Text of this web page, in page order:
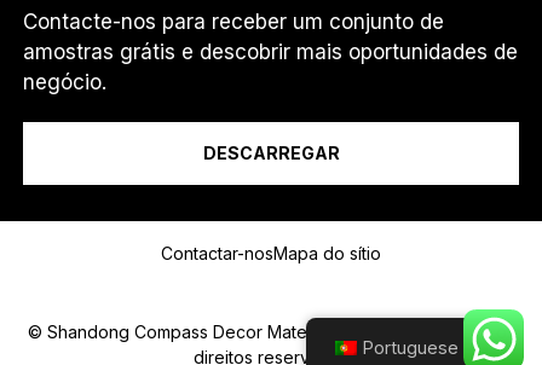
W
H
A
T
A
Eu sou um...
Contacte-nos para receber um conjunto de
amostras grátis e descobrir mais oportunidades de
negócio.
DESCARREGAR
Contactar-nosMapa do sítio
© Shandong Compass Decor Material Co.,Ltd 2025.Todos os
direitos reservados
Portuguese